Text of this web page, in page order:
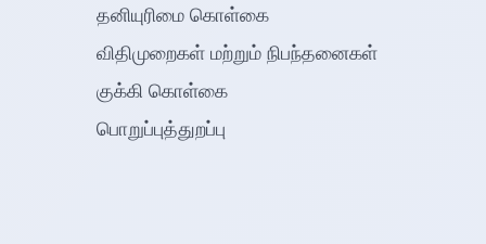
தனியுரிமை கொள்கை
விதிமுறைகள் மற்றும் நிபந்தனைகள்
குக்கி கொள்கை
பொறுப்புத்துறப்பு